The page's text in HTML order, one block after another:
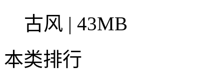
古风 | 43MB
本类排行